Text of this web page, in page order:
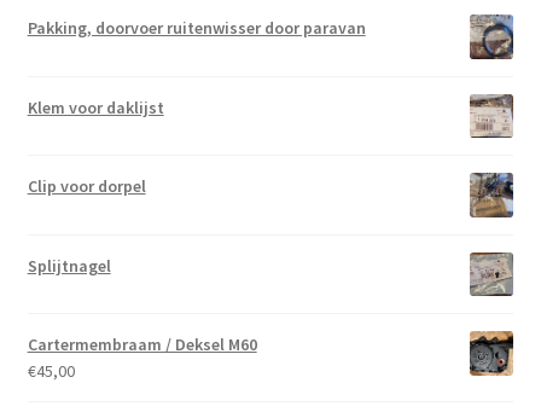
Pakking, doorvoer ruitenwisser door paravan
Klem voor daklijst
Clip voor dorpel
Splijtnagel
Cartermembraam / Deksel M60
€45,00